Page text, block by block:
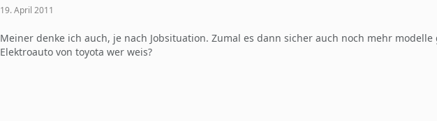
19. April 2011
Meiner denke ich auch, je nach Jobsituation. Zumal es dann sicher auch noch mehr
Elektroauto von toyota wer weis?